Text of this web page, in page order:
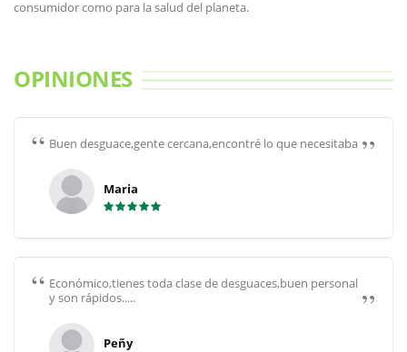
consumidor como para la salud del planeta.
OPINIONES
Buen desguace,gente cercana,encontré lo que necesitaba
Maria
Económico,tienes toda clase de desguaces,buen personal
y son rápidos.....
Peñy